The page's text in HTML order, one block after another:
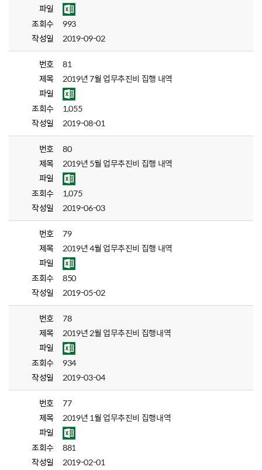
파일
조회수
993
작성일
2019-09-02
번호
81
제목
2019년 7월 업무추진비 집행 내역
파일
조회수
1,055
작성일
2019-08-01
번호
80
제목
2019년 5월 업무추진비 집행 내역
파일
조회수
1,075
작성일
2019-06-03
번호
79
제목
2019년 4월 업무추진비 집행 내역
파일
조회수
850
작성일
2019-05-02
번호
78
제목
2019년 2월 업무추진비 집행내역
파일
조회수
934
작성일
2019-03-04
번호
77
제목
2019년 1월 업무추진비 집행내역
파일
조회수
881
작성일
2019-02-01